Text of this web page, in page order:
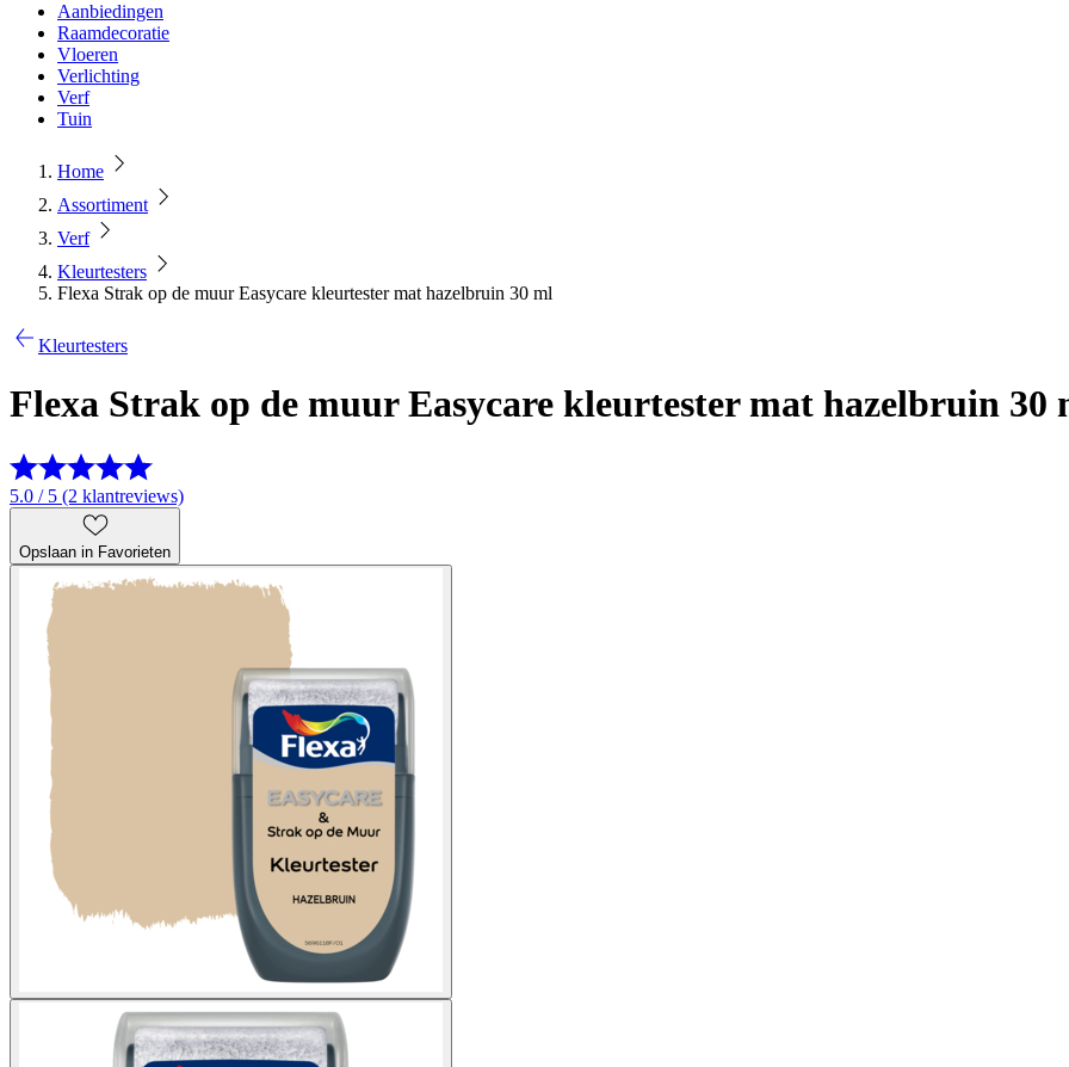
Aanbiedingen
Raamdecoratie
Vloeren
Verlichting
Verf
Tuin
Home
Assortiment
Verf
Kleurtesters
Flexa Strak op de muur Easycare kleurtester mat hazelbruin 30 ml
Kleurtesters
Flexa Strak op de muur Easycare kleurtester mat hazelbruin 30
5.0 / 5 (2 klantreviews)
Opslaan in Favorieten